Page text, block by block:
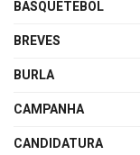
BASQUETEBOL
BREVES
BURLA
CAMPANHA
CANDIDATURA